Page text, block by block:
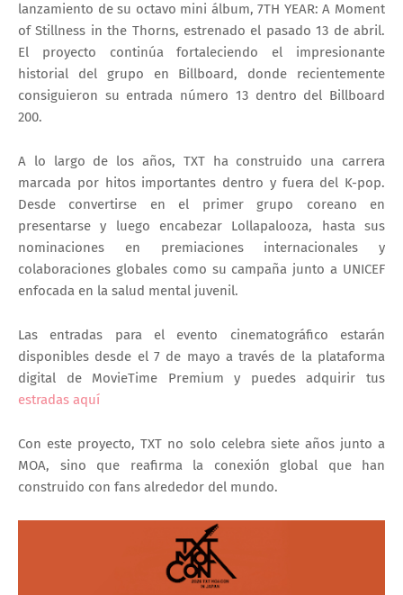
lanzamiento de su octavo mini álbum,7TH YEAR: A Moment
of Stillness in the Thorns, estrenado el pasado 13 de abril.
El proyecto continúa fortaleciendo el impresionante
historial del grupo en Billboard, donde recientemente
consiguieron su entrada número 13 dentro del Billboard
200.
A lo largo de los años, TXT ha construido una carrera
marcada por hitos importantes dentro y fuera del K-pop.
Desde convertirse en el primer grupo coreano en
presentarse y luego encabezar Lollapalooza, hasta sus
nominaciones en premiaciones internacionales y
colaboraciones globales como su campaña junto a UNICEF
enfocada en la salud mental juvenil.
Las entradas para el evento cinematográfico estarán
disponibles desde el 7 de mayo a través de la plataforma
digital de MovieTime Premium y puedes adquirir tus
estradas aquí
Con este proyecto, TXT no solo celebra siete años junto a
MOA, sino que reafirma la conexión global que han
construido con fans alrededor del mundo.